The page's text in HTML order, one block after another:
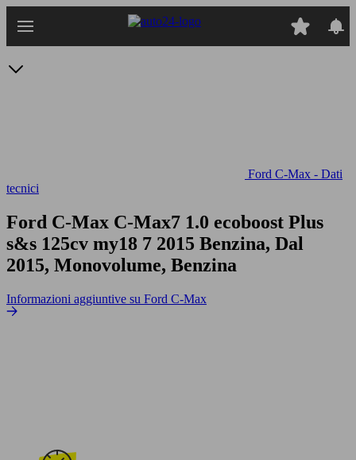
Ford C-Max - Dati
tecnici
Ford C-Max C-Max7 1.0 ecoboost Plus
s&s 125cv my18 7 2015 Benzina, Dal
2015, Monovolume, Benzina
Informazioni aggiuntive su Ford C-Max